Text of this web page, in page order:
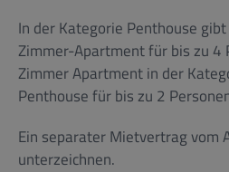
In der Kategorie Penthouse
Zimmer-Apartment für bis zu 4
Zimmer Apartment in der
Penthouse für bis zu 2
Ein separater Mietvertrag vom
unterzeichnen.